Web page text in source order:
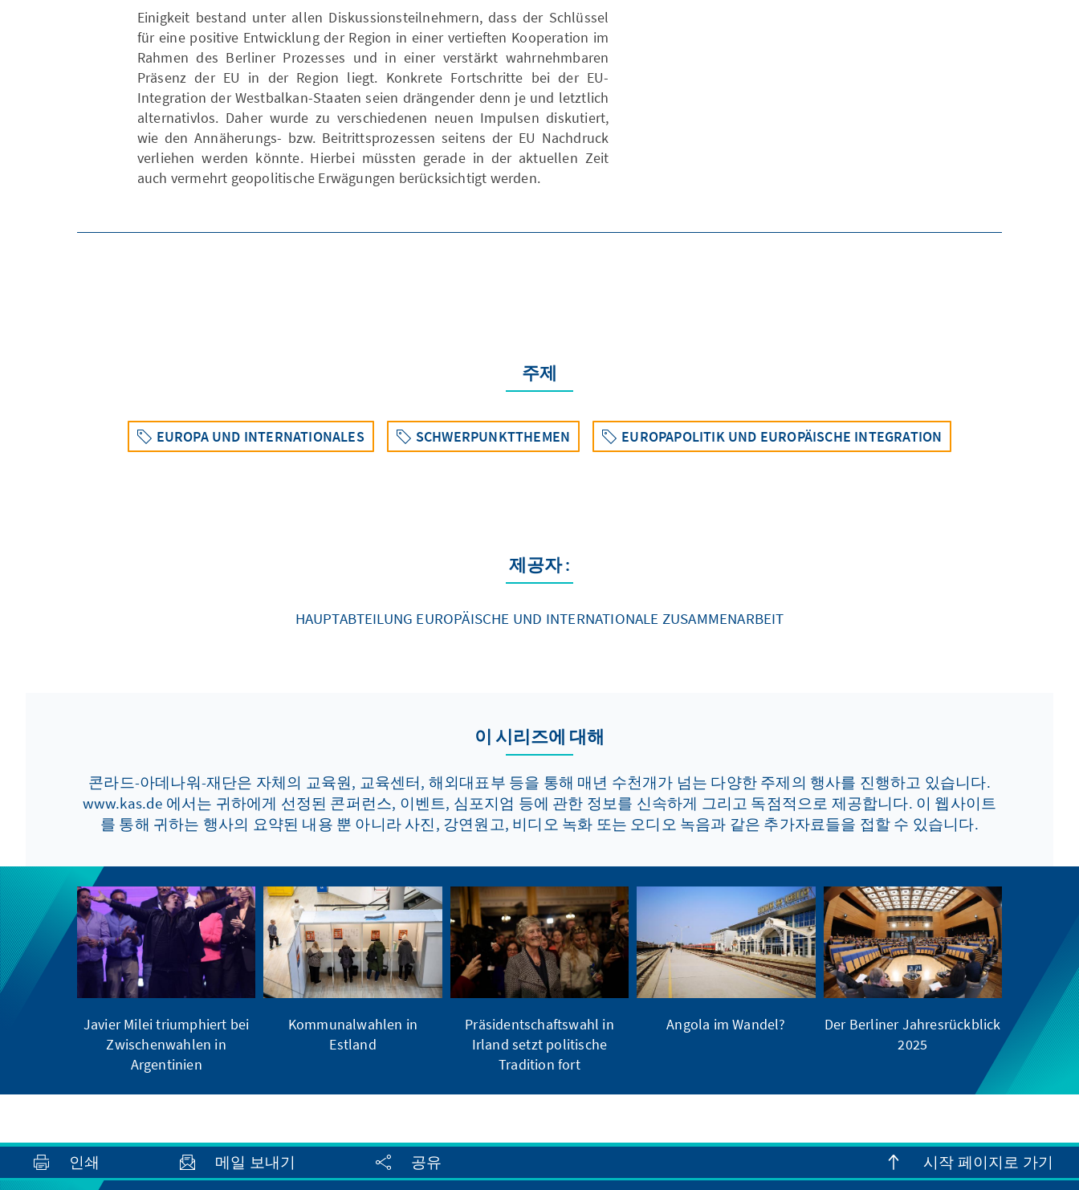
Einigkeit bestand unter allen Diskussionsteilnehmern, dass der Schlüssel
für eine positive Entwicklung der Region in einer vertieften Kooperation im
Rahmen des Berliner Prozesses und in einer verstärkt wahrnehmbaren
Präsenz der EU in der Region liegt. Konkrete Fortschritte bei der EU-
Integration der Westbalkan-Staaten seien drängender denn je und letztlich
alternativlos. Daher wurde zu verschiedenen neuen Impulsen diskutiert,
wie den Annäherungs- bzw. Beitrittsprozessen seitens der EU Nachdruck
verliehen werden könnte. Hierbei müssten gerade in der aktuellen Zeit
auch vermehrt geopolitische Erwägungen berücksichtigt werden.
주제
EUROPA UND INTERNATIONALES SCHWERPUNKTTHEMEN EUROPAPOLITIK UND EUROPÄISCHE INTEGRATION
제공자 :
HAUPTABTEILUNG EUROPÄISCHE UND INTERNATIONALE ZUSAMMENARBEIT
이 시리즈에 대해
콘라드-아데나워-재단은 자체의 교육원, 교육센터, 해외대표부 등을 통해 매년 수천개가 넘는 다양한 주제의 행사를 진행하고 있습니다.
www.kas.de 에서는 귀하에게 선정된 콘퍼런스, 이벤트, 심포지엄 등에 관한 정보를 신속하게 그리고 독점적으로 제공합니다. 이 웹사이트
를 통해 귀하는 행사의 요약된 내용 뿐 아니라 사진, 강연원고, 비디오 녹화 또는 오디오 녹음과 같은 추가자료들을 접할 수 있습니다.
Javier Milei triumphiert bei
Zwischenwahlen in
Argentinien
Kommunalwahlen in
Estland
Präsidentschaftswahl in
Irland setzt politische
Tradition fort
Angola im Wandel?
Der Berliner Jahresrückblick
2025
인쇄 메일 보내기 공유 시작 페이지로 가기